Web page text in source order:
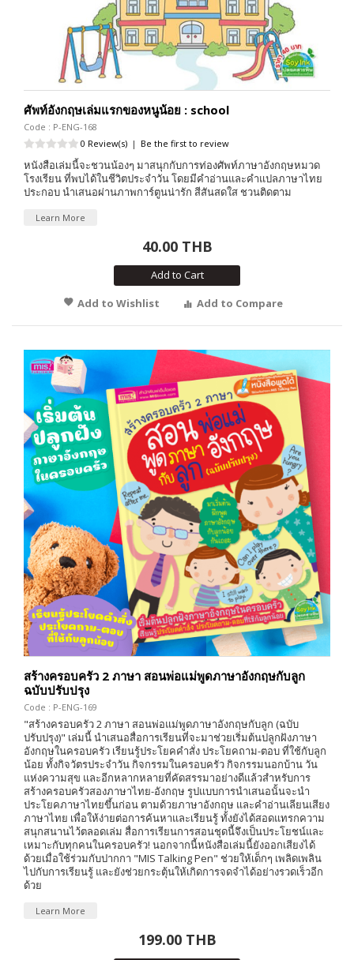
ศัพท์อังกฤษเล่มแรกของหนูน้อย : school
Code : P-ENG-168
0 Review(s) | Be the first to review
หนังสือเล่มนี้จะชวนน้องๆ มาสนุกกับการท่องศัพท์ภาษาอังกฤษหมวด
โรงเรียน ที่พบได้ในชีวิตประจำวัน โดยมีคำอ่านและคำแปลภาษาไทย
ประกอบ นำเสนอผ่านภาพการ์ตูนน่ารัก สีสันสดใส ชวนติดตาม
Learn More
40.00 THB
Add to Cart
Add to Wishlist
Add to Compare
สร้างครอบครัว 2 ภาษา สอนพ่อแม่พูดภาษาอังกฤษกับลูก
ฉบับปรับปรุง
Code : P-ENG-169
"สร้างครอบครัว 2 ภาษา สอนพ่อแม่พูดภาษาอังกฤษกับลูก (ฉบับ
ปรับปรุง)" เล่มนี้ นำเสนอสื่อการเรียนที่จะมาช่วยเริ่มต้นปลูกฝังภาษา
อังกฤษในครอบครัว เรียนรู้ประโยคคำสั่ง ประโยคถาม-ตอบ ที่ใช้กับลูก
น้อย ทั้งกิจวัตรประจำวัน กิจกรรมในครอบครัว กิจกรรมนอกบ้าน วัน
แห่งความสุข และอีกหลากหลายที่คัดสรรมาอย่างดีแล้วสำหรับการ
สร้างครอบครัวสองภาษาไทย-อังกฤษ รูปแบบการนำเสนอนั้นจะนำ
ประโยคภาษาไทยขึ้นก่อน ตามด้วยภาษาอังกฤษ และคำอ่านเลียนเสียง
ภาษาไทย เพื่อให้ง่ายต่อการค้นหาและเรียนรู้ ทั้งยังได้สอดแทรกความ
สนุกสนานไว้ตลอดเล่ม สื่อการเรียนการสอนชุดนี้จึงเป็นประโยชน์และ
เหมาะกับทุกคนในครอบครัว! นอกจากนี้หนังสือเล่มนี้ยังออกเสียงได้
ด้วยเมื่อใช้ร่วมกับปากกา "MIS Talking Pen" ช่วยให้เด็กๆ เพลิดเพลิน
ไปกับการเรียนรู้ และยังช่วยกระตุ้นให้เกิดการจดจำได้อย่างรวดเร็วอีก
ด้วย
Learn More
199.00 THB